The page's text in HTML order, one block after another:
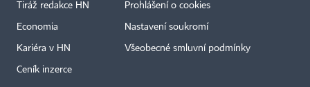
Tiráž redakce HN
Economia
Kariéra v HN
Ceník inzerce
Prohlášení o cookies
Nastavení soukromí
Všeobecné smluvní podmínky